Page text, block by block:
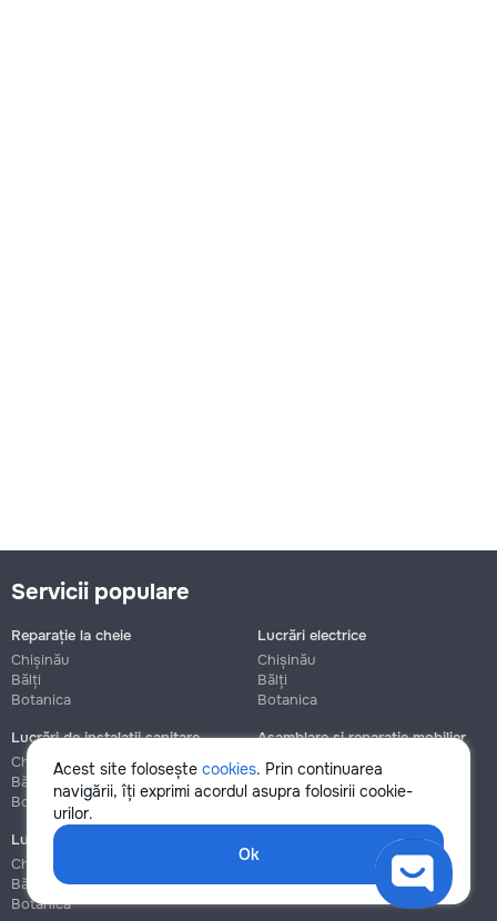
Acest site folosește cookies. Prin continuarea
navigării, îți exprimi acordul asupra folosirii cookie-
urilor.
Ok
Servicii populare
Reparație la cheie
Chișinău
Bălți
Botanica
Lucrări electrice
Chișinău
Bălți
Botanica
Lucrări de instalații sanitare
Chișinău
Bălți
Botanica
Asamblare și reparație mobilier
Chișinău
Botanica
Lucrări de construcție și instalare
Chișinău
Bălți
Botanica